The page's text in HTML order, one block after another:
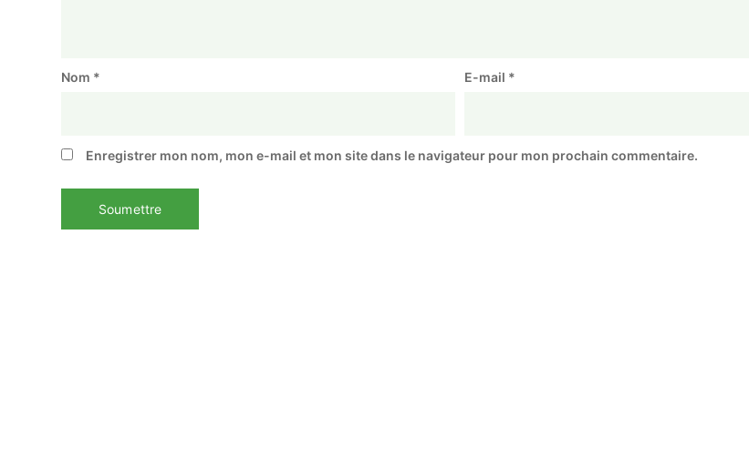
Nom * E-mail *
Enregistrer mon nom, mon e-mail et mon site dans le navigateur pour mon prochain commentaire.